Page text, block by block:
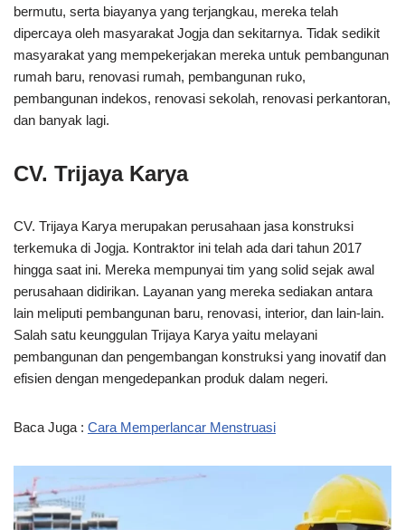
bermutu, serta biayanya yang terjangkau, mereka telah
dipercaya oleh masyarakat Jogja dan sekitarnya. Tidak sedikit
masyarakat yang mempekerjakan mereka untuk pembangunan
rumah baru, renovasi rumah, pembangunan ruko,
pembangunan indekos, renovasi sekolah, renovasi perkantoran,
dan banyak lagi.
CV. Trijaya Karya
CV. Trijaya Karya merupakan perusahaan jasa konstruksi
terkemuka di Jogja. Kontraktor ini telah ada dari tahun 2017
hingga saat ini. Mereka mempunyai tim yang solid sejak awal
perusahaan didirikan. Layanan yang mereka sediakan antara
lain meliputi pembangunan baru, renovasi, interior, dan lain-lain.
Salah satu keunggulan Trijaya Karya yaitu melayani
pembangunan dan pengembangan konstruksi yang inovatif dan
efisien dengan mengedepankan produk dalam negeri.
Baca Juga : Cara Memperlancar Menstruasi